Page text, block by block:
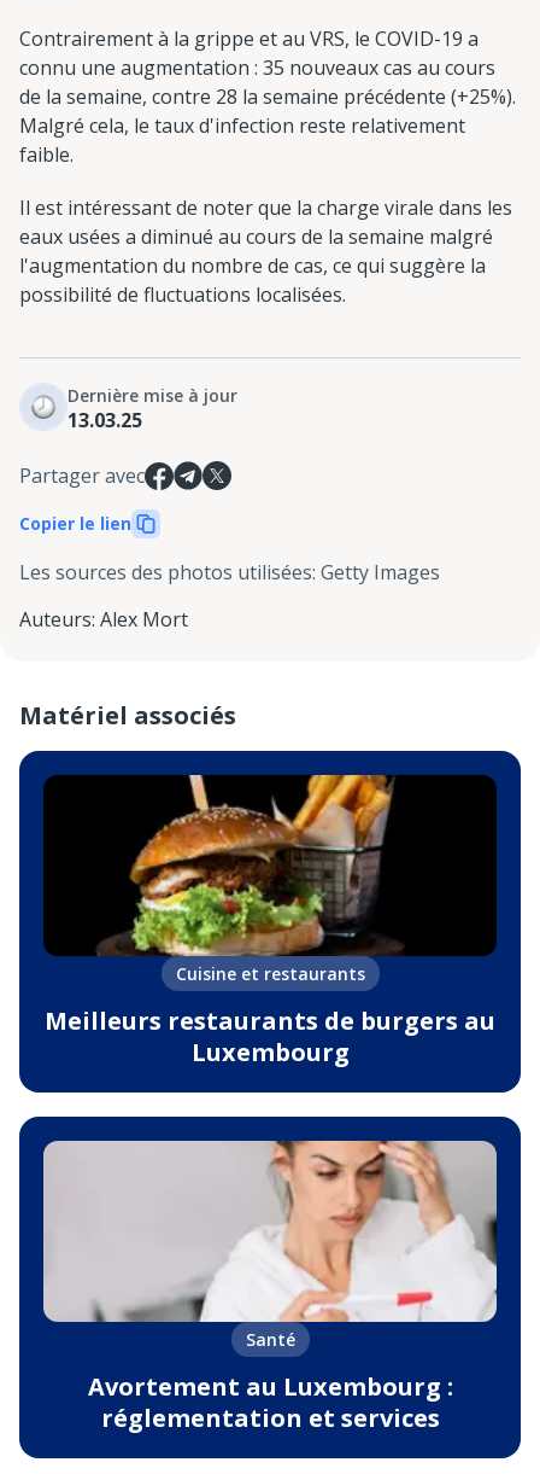
Contrairement à la grippe et au VRS, le COVID-19 a
connu une augmentation : 35 nouveaux cas au cours
de la semaine, contre 28 la semaine précédente (+25%).
Malgré cela, le taux d'infection reste relativement
faible.
Il est intéressant de noter que la charge virale dans les
eaux usées a diminué au cours de la semaine malgré
l'augmentation du nombre de cas, ce qui suggère la
possibilité de fluctuations localisées.
Dernière mise à jour
13.03.25
Partager avec
Copier le lien
Les sources des photos utilisées: Getty Images
Auteurs: Alex Mort
Matériel associés
Cuisine et restaurants
Meilleurs restaurants de burgers au
Luxembourg
Santé
Avortement au Luxembourg :
réglementation et services